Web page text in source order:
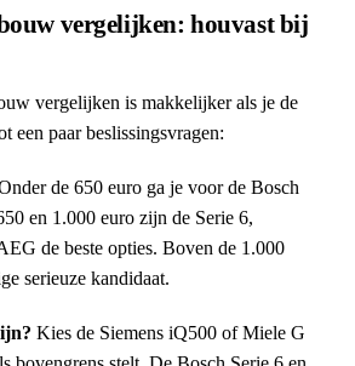
vergelijken: houvast bij
vergelijken is makkelijker als je de
een paar beslissingsvragen:
de 650 euro ga je voor de Bosch
en 1.000 euro zijn de Serie 6,
de beste opties. Boven de 1.000
serieuze kandidaat.
Kies de Siemens iQ500 of Miele G